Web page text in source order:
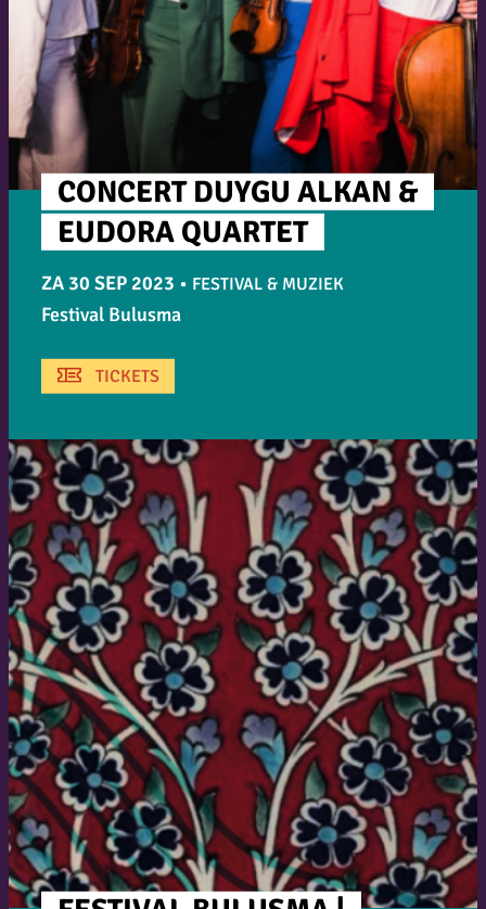
ZA 30 SEP 2023 • FESTIVAL & MUZIEK
CONCERT DUYGU ALKAN &
EUDORA QUARTET
Festival Bulusma
TICKETS